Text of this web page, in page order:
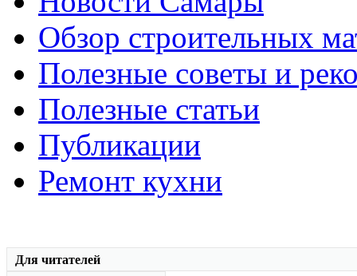
Обзор строительных
Полезные советы и
Полезные статьи
Публикации
Ремонт кухни
Для читателей